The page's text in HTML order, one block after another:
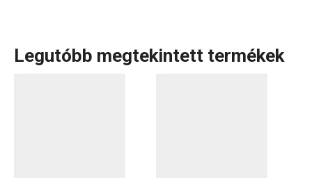
Legutóbb megtekintett termékek